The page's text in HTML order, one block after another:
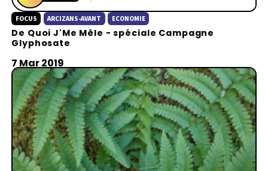
P
l
a
y
FOCUS ARCIZANS-AVANT ECONOMIE
De Quoi J'Me Mêle - spéciale Campagne
Glyphosate
7 Mar 2019